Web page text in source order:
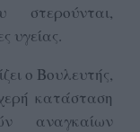
στερούνται,
υγείας.
ο Βουλευτής,
κατάσταση
αναγκαίων